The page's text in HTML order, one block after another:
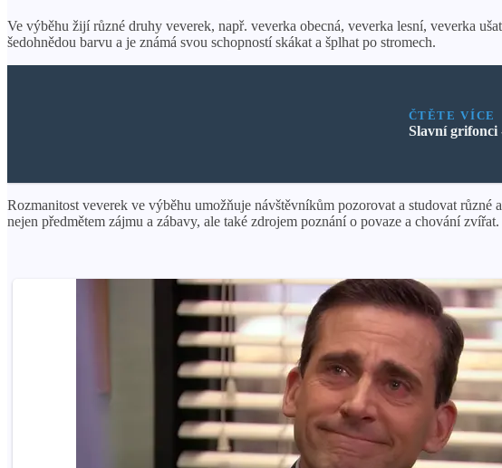
Ve výběhu žijí různé druhy veverek, např. veverka obecná, veverka lesní, veverka
šedohnědou barvu a je známá svou schopností skákat a šplhat po stromech.
ČTĚTE VÍCE
Slavní grifonci
Rozmanitost veverek ve výběhu umožňuje návštěvníkům pozorovat a studovat
nejen předmětem zájmu a zábavy, ale také zdrojem poznání o povaze a chování zvířat.